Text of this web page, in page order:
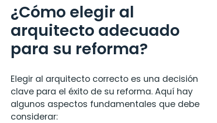
¿Cómo elegir al
arquitecto adecuado
para su reforma?
Elegir al arquitecto correcto es una decisión
clave para el éxito de su reforma. Aquí hay
algunos aspectos fundamentales que debe
considerar: